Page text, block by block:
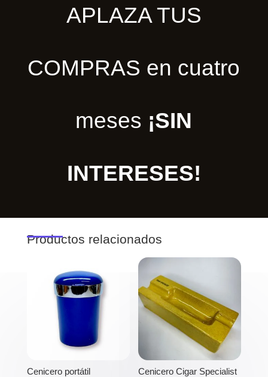
APLAZA TUS
COMPRAS en cuatro
meses ¡SIN
INTERESES!
Productos relacionados
Cenicero portátil
Cenicero Cigar Specialist